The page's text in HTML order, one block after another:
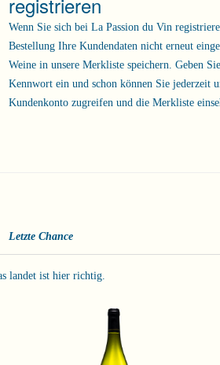
Wenn Sie sich bei La Passion du Vin
Bestellung Ihre Kundendaten nicht erneut
Weine in unsere Merkliste speichern. Geben
Kennwort ein und schon können Sie
Kundenkonto zugreifen und die Merkliste
Letzte Chance
landet ist hier richtig.